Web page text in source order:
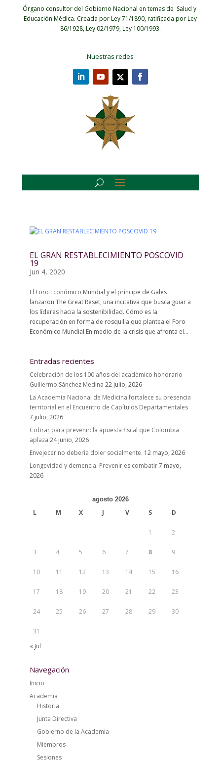
Órgano consultor del Gobierno Nacional en temas de Salud y
Educación Médica. Creada por Ley 71/1890, ratificada por Ley
86/1928, Ley 02/1979, Ley 100/1993.
Nuestras redes
EL GRAN RESTABLECIMIENTO POSCOVID
19
Jun 4, 2020
El Foro Económico Mundial y el príncipe de Gales
lanzaron The Great Reset, una incitativa que busca guiar a
los líderes hacia la sostenibilidad. Cómo es la
recuperación en forma de rosquilla que plantea el Foro
Económico Mundial En medio de la crisis que afronta el...
Entradas recientes
Celebración de los 100 años del académico honorario
Guillermo Sánchez Medina 22 julio, 2026
La Academia Nacional de Medicina fortalece su presencia
territorial en el Encuentro de Capítulos Departamentales
7 julio, 2026
Cobrar para prevenir: la apuesta fiscal que Colombia
aplaza 24 junio, 2026
Envejecer no debería doler socialmente. 12 mayo, 2026
Longevidad y demencia. Prevenir es combatir7 mayo,
2026
agosto 2026
L M X J V S D
1 2
3 4 5 6 7 8 9
10 11 12 13 14 15 16
17 18 19 20 21 22 23
24 25 26 27 28 29 30
31
« Jul
Navegación
Inicio
Academia
Historia
Junta Directiva
Gobierno de la Academia
Miembros
Sesiones